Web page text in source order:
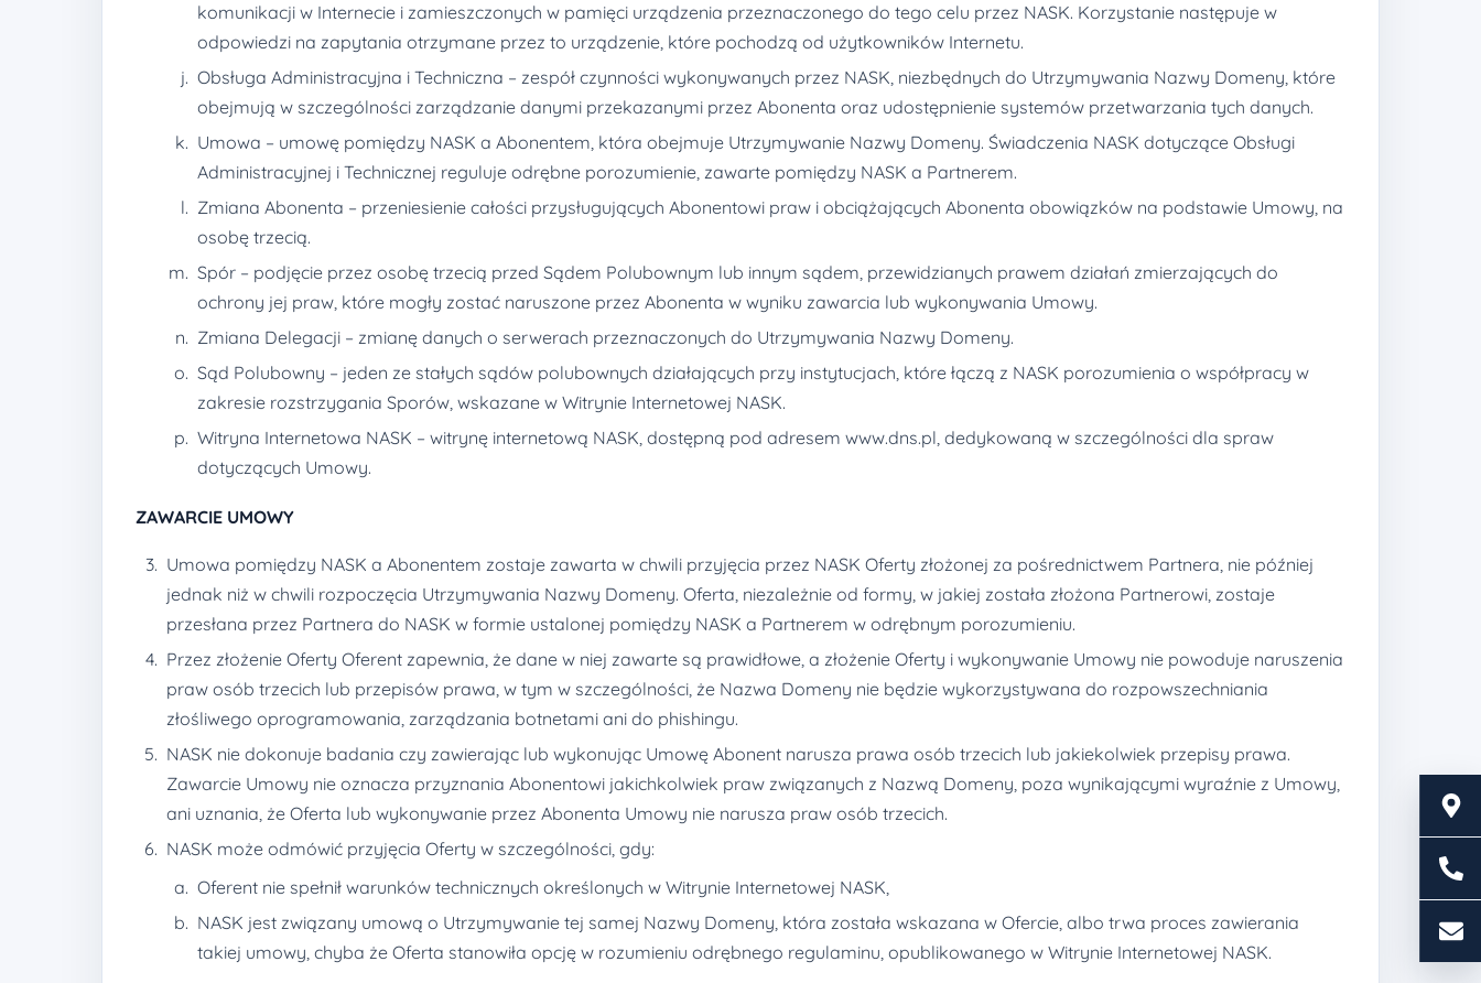
komunikacji w Internecie i zamieszczonych w pamięci urządzenia przeznaczonego do tego celu przez NASK. Korzystanie następuje w
odpowiedzi na zapytania otrzymane przez to urządzenie, które pochodzą od użytkowników Internetu.
Obsługa Administracyjna i Techniczna – zespół czynności wykonywanych przez NASK, niezbędnych do Utrzymywania Nazwy Domeny, które
obejmują w szczególności zarządzanie danymi przekazanymi przez Abonenta oraz udostępnienie systemów przetwarzania tych danych.
Umowa – umowę pomiędzy NASK a Abonentem, która obejmuje Utrzymywanie Nazwy Domeny. Świadczenia NASK dotyczące Obsługi
Administracyjnej i Technicznej reguluje odrębne porozumienie, zawarte pomiędzy NASK a Partnerem.
Zmiana Abonenta – przeniesienie całości przysługujących Abonentowi praw i obciążających Abonenta obowiązków na podstawie Umowy, na
osobę trzecią.
Spór – podjęcie przez osobę trzecią przed Sądem Polubownym lub innym sądem, przewidzianych prawem działań zmierzających do
ochrony jej praw, które mogły zostać naruszone przez Abonenta w wyniku zawarcia lub wykonywania Umowy.
Zmiana Delegacji – zmianę danych o serwerach przeznaczonych do Utrzymywania Nazwy Domeny.
Sąd Polubowny – jeden ze stałych sądów polubownych działających przy instytucjach, które łączą z NASK porozumienia o współpracy w
zakresie rozstrzygania Sporów, wskazane w Witrynie Internetowej NASK.
Witryna Internetowa NASK – witrynę internetową NASK, dostępną pod adresem www.dns.pl, dedykowaną w szczególności dla spraw
dotyczących Umowy.
ZAWARCIE UMOWY
Umowa pomiędzy NASK a Abonentem zostaje zawarta w chwili przyjęcia przez NASK Oferty złożonej za pośrednictwem Partnera, nie później
jednak niż w chwili rozpoczęcia Utrzymywania Nazwy Domeny. Oferta, niezależnie od formy, w jakiej została złożona Partnerowi, zostaje
przesłana przez Partnera do NASK w formie ustalonej pomiędzy NASK a Partnerem w odrębnym porozumieniu.
Przez złożenie Oferty Oferent zapewnia, że dane w niej zawarte są prawidłowe, a złożenie Oferty i wykonywanie Umowy nie powoduje naruszenia
praw osób trzecich lub przepisów prawa, w tym w szczególności, że Nazwa Domeny nie będzie wykorzystywana do rozpowszechniania
złośliwego oprogramowania, zarządzania botnetami ani do phishingu.
NASK nie dokonuje badania czy zawierając lub wykonując Umowę Abonent narusza prawa osób trzecich lub jakiekolwiek przepisy prawa.
Zawarcie Umowy nie oznacza przyznania Abonentowi jakichkolwiek praw związanych z Nazwą Domeny, poza wynikającymi wyraźnie z Umowy,
ani uznania, że Oferta lub wykonywanie przez Abonenta Umowy nie narusza praw osób trzecich.
NASK może odmówić przyjęcia Oferty w szczególności, gdy:
Oferent nie spełnił warunków technicznych określonych w Witrynie Internetowej NASK,
NASK jest związany umową o Utrzymywanie tej samej Nazwy Domeny, która została wskazana w Ofercie, albo trwa proces zawierania
takiej umowy, chyba że Oferta stanowiła opcję w rozumieniu odrębnego regulaminu, opublikowanego w Witrynie Internetowej NASK.